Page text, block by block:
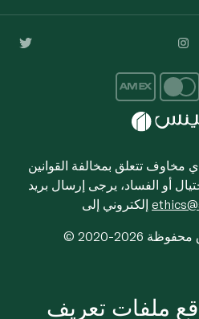
مخاوف تتعلق بمخالفة القوانين
أو الفساد، يرجى إرسال بريد
محفوظة
ملفات تعريف